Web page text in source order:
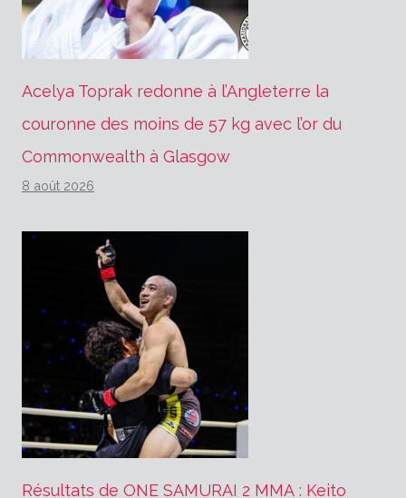
Acelya Toprak redonne à l’Angleterre la
couronne des moins de 57 kg avec l’or du
Commonwealth à Glasgow
8 août 2026
Résultats de ONE SAMURAI 2 MMA : Keito